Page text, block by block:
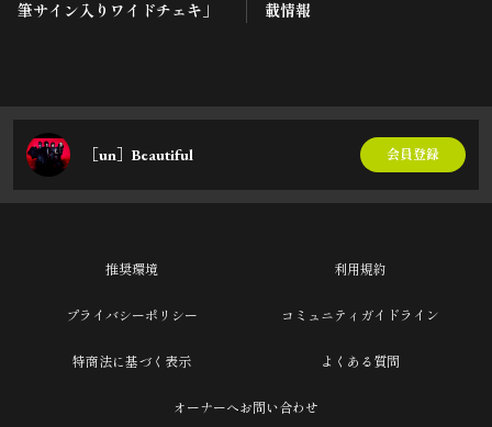
筆サイン入りワイドチェキ」
載情報
［un］Beautiful 会員登録
推奨環境 利用規約
プライバシーポリシー コミュニティガイドライン
特商法に基づく表示 よくある質問
オーナーへお問い合わせ